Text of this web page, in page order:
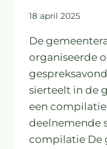
18 april 2025
De
organiseerde
sierteelt in de
een compilatie
deelnemende
compilatie De